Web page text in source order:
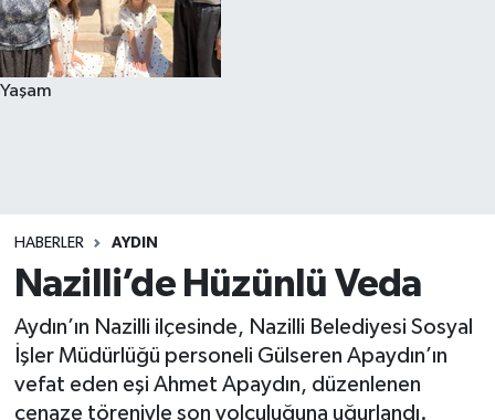
Yaşam
HABERLER AYDIN
Nazilli’de Hüzünlü Veda
Aydın’ın Nazilli ilçesinde, Nazilli Belediyesi Sosyal
İşler Müdürlüğü personeli Gülseren Apaydın’ın
vefat eden eşi Ahmet Apaydın, düzenlenen
cenaze töreniyle son yolculuğuna uğurlandı.